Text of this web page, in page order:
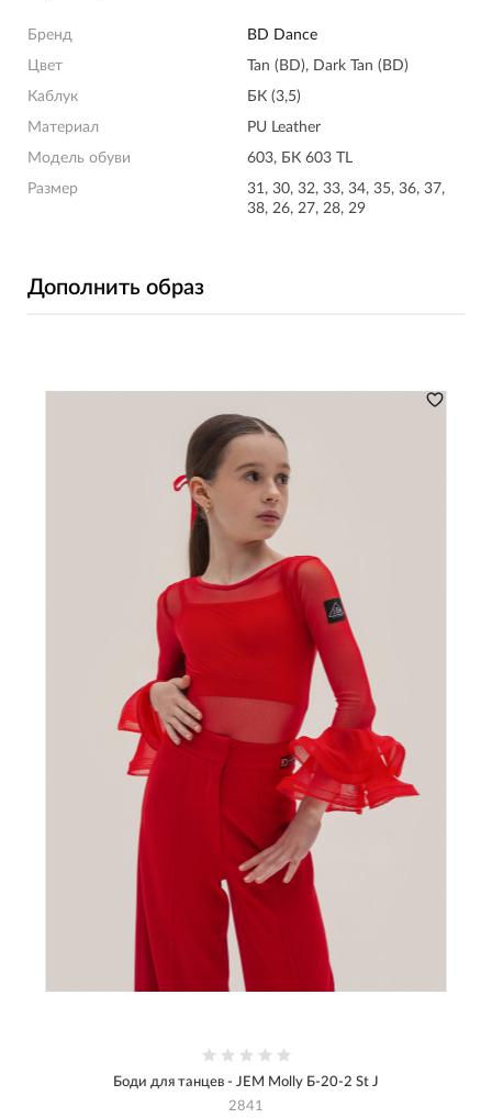
Бренд
BD Dance
Цвет
Tan (BD), Dark Tan (BD)
Каблук
БК (3,5)
Материал
PU Leather
Модель обуви
603, БК 603 TL
Размер
31, 30, 32, 33, 34, 35, 36, 37,
38, 26, 27, 28, 29
Дополнить образ
Боди для танцев - JEM Molly Б-20-2 St J
2841